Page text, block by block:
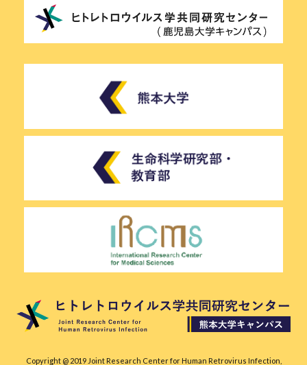
Copyright @ 2019 Joint Research Center for Human Retrovirus Infection,